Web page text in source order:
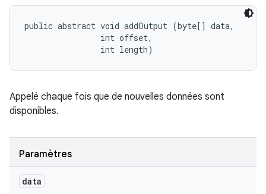
public abstract void addOutput (byte[] data,
                int offset,
                int length)
Appelé chaque fois que de nouvelles données sont
disponibles.
Paramètres
data